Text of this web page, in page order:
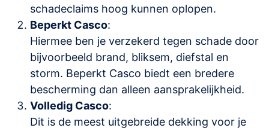
schadeclaims hoog kunnen oplopen.
Beperkt Casco:
Hiermee ben je verzekerd tegen schade door
bijvoorbeeld brand, bliksem, diefstal en
storm. Beperkt Casco biedt een bredere
bescherming dan alleen aansprakelijkheid.
Volledig Casco:
Dit is de meest uitgebreide dekking voor je